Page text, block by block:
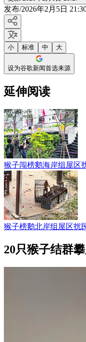
发布/2026年2月5日
小 标准 中 大
设为谷歌新闻首选来源
延伸阅读
猴子闯榜鹅海岸组屋区
猴子榜鹅北岸组屋区扰
20只猴子结群